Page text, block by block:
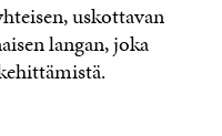
uskottavan
langan, joka